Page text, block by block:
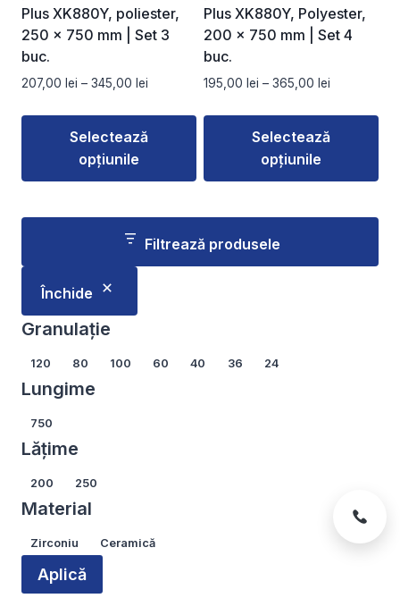
în
pagina
produsului.
în
pagina
produsului.
Plus XK880Y, poliester,
250 × 750 mm | Set 3
buc.
207,00 lei – 345,00 lei
prețuri:
207,00 lei
Selectează
opțiunile
produs
multe
variații.
Opțiunile
alese
pagina
produsului.
Plus XK880Y, Polyester,
200 × 750 mm | Set 4
buc.
195,00 lei – 365,00 lei
prețuri:
195,00 lei
Selectează
opțiunile
produs
are
mai
fi
Filtrează produsele
Închide
Granulație
Granulație
120 80 100 60 40 36 24
Lungime
Lungime
750
Lățime
Lățime
200 250
Material
Material
Zirconiu Ceramică
Aplică